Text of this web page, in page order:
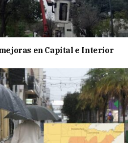
en Capital e Interior